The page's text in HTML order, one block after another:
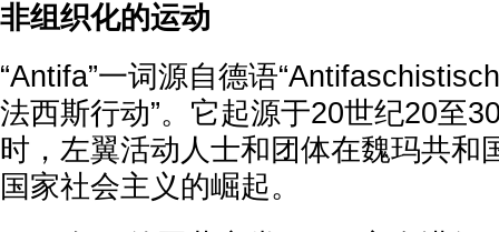
非组织化的运动
“Antifa”一词源自德语
法西斯行动”。它起源于20世纪20至
时，左翼活动人士和团体在魏玛共和
国家社会主义的崛起。